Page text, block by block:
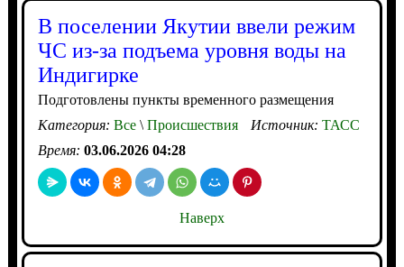
В поселении Якутии ввели режим
ЧС из-за подъема уровня воды на
Индигирке
Подготовлены пункты временного размещения
Категория: Все\Происшествия Источник: ТАСС
Время: 03.06.2026 04:28
Наверх